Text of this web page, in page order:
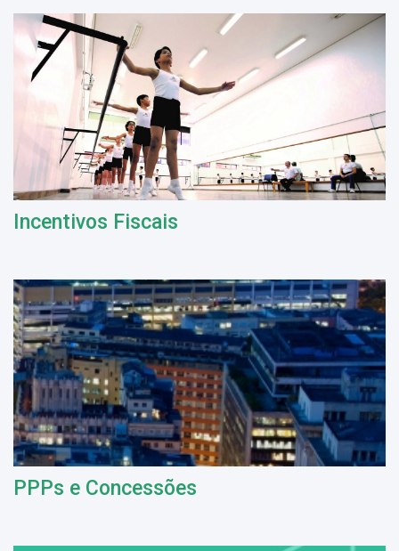
Incentivos Fiscais
PPPs e Concessões